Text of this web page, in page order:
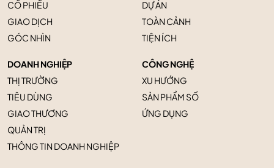
CỔ PHIẾU
GIAO DỊCH
GÓC NHÌN
DỰ ÁN
TOÀN CẢNH
TIỆN ÍCH
DOANH NGHIỆP
THỊ TRƯỜNG
TIÊU DÙNG
GIAO THƯƠNG
QUẢN TRỊ
THÔNG TIN DOANH NGHIỆP
CÔNG NGHỆ
XU HƯỚNG
SẢN PHẨM SỐ
ỨNG DỤNG